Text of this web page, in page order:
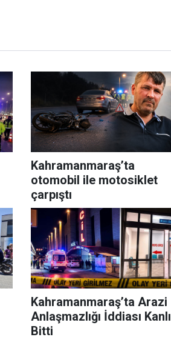
Kahramanmaraş’ta
otomobil ile motosiklet
çarpıştı
Kahramanmaraş’ta Arazi
Anlaşmazlığı İddiası Kanlı
Bitti